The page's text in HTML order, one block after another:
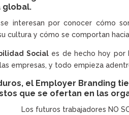
global.
interesan por conocer cómo
cultura y cómo se comportan
Sociales de hecho hoy por
empresas, y todo empieza
el Employer Branding
que se ofertan en las
Los futuros trabajadores NO